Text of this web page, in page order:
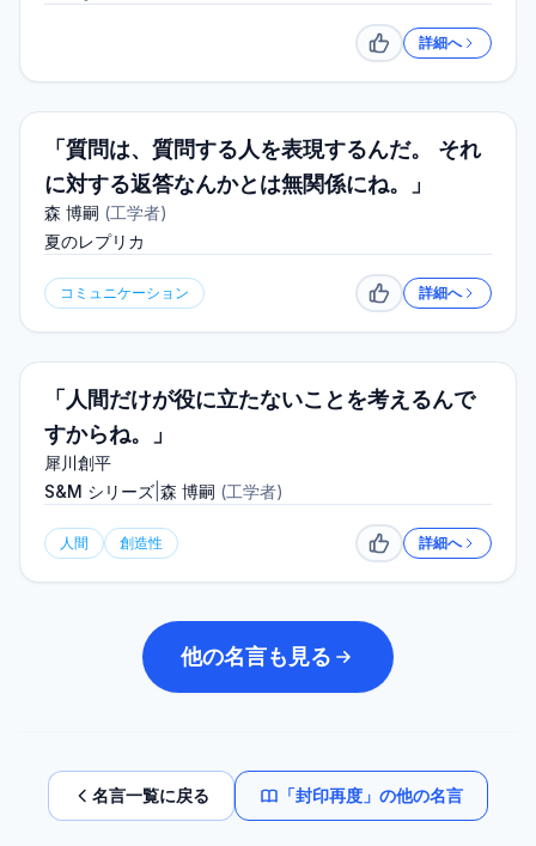
いいね詳細へ
「質問は、質問する人を表現するんだ。 それ
に対する返答なんかとは無関係にね。」
森 博嗣 (工学者)
夏のレプリカ
コミュニケーション いいね詳細へ
「人間だけが役に立たないことを考えるんで
すからね。」
犀川創平
S&M シリーズ 森 博嗣 (工学者)
人間 創造性 いいね詳細へ
他の名言も見る
名言一覧に戻る 「封印再度 」の他の名言